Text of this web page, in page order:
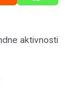
aktivnosti